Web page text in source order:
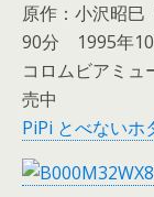
原作：小沢昭
90分 1995年
コロムビアミュ
売中
PiPi とべないホ